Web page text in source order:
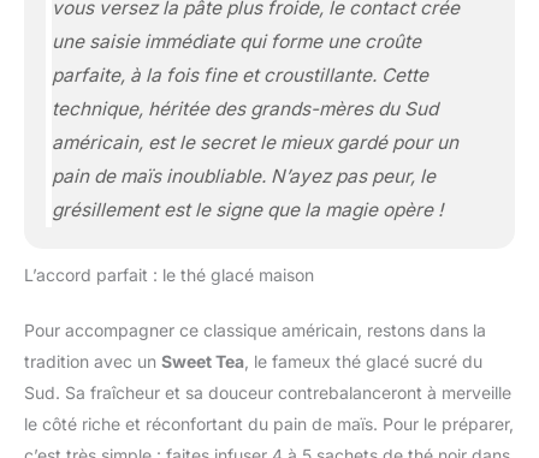
vous versez la pâte plus froide, le contact crée
une saisie immédiate qui forme une croûte
parfaite, à la fois fine et croustillante. Cette
technique, héritée des grands-mères du Sud
américain, est le secret le mieux gardé pour un
pain de maïs inoubliable. N’ayez pas peur, le
grésillement est le signe que la magie opère !
L’accord parfait : le thé glacé maison
Pour accompagner ce classique américain, restons dans la
tradition avec un Sweet Tea , le fameux thé glacé sucré du
Sud. Sa fraîcheur et sa douceur contrebalanceront à merveille
le côté riche et réconfortant du pain de maïs. Pour le préparer,